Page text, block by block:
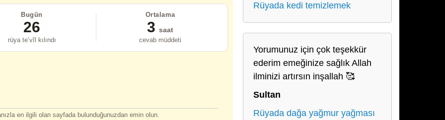
Bugün
26
rüya te’vîl kılındı
Ortalama
3 saat
cevab müddeti
en ilgili olan sayfada bulunduğunuzdan emin olun.
Rüyada kedi temizlemek
Yorumunuz için çok teşekkür
ederim emeğinize sağlık Allah
ilminizi artırsın inşallah 🥰
Sultan
Rüyada dağa yağmur yağması